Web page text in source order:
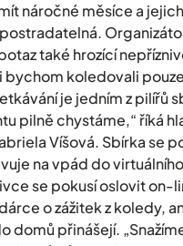
náročné měsíce a
také hrozící
bychom koledovali
je jedním z pilířů
pilně chystáme,“ říká
Víšová. Sbírka se
na vpád do
se pokusí oslovit on-
o zážitek z koledy,
domů přinášejí.